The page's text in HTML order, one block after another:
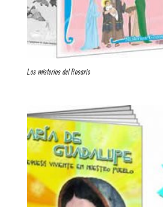
Los misterios del Rosario